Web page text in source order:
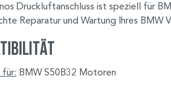
Druckluftanschluss ist speziell für
Reparatur und Wartung Ihres BMW
für: BMW S50B32 Motoren